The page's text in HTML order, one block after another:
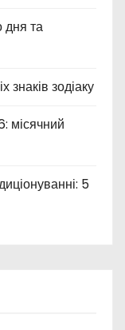
дня та
знаків зодіаку
місячний
5